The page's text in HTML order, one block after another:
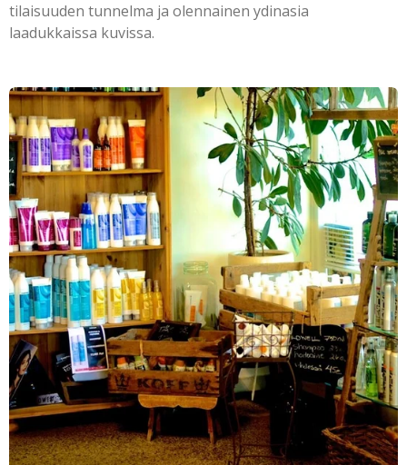
tilaisuuden tunnelma ja olennainen ydinasia
laadukkaissa kuvissa.